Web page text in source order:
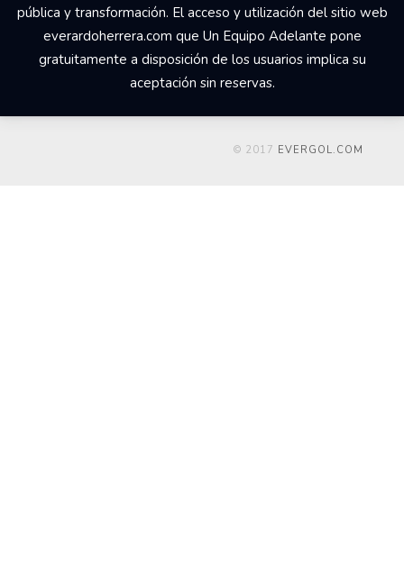
pública y transformación. El acceso y utilización del sitio web
everardoherrera.com que Un Equipo Adelante pone
gratuitamente a disposición de los usuarios implica su
aceptación sin reservas.
© 2017 EVERGOL.COM